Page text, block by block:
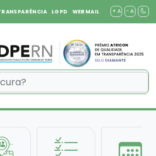
LGPD WEBMAIL + A - A